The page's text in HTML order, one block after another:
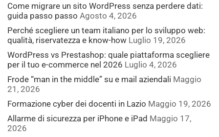
Come migrare un sito WordPress senza perdere dati:
guida passo passo Agosto 4, 2026
Perché scegliere un team italiano per lo sviluppo web:
qualità, riservatezza e know-how Luglio 19, 2026
WordPress vs Prestashop: quale piattaforma scegliere
per il tuo e-commerce nel 2026 Luglio 4, 2026
Frode “man in the middle” su e mail aziendali Maggio
21, 2026
Formazione cyber dei docenti in Lazio Maggio 19, 2026
Allarme di sicurezza per iPhone e iPad Maggio 17,
2026